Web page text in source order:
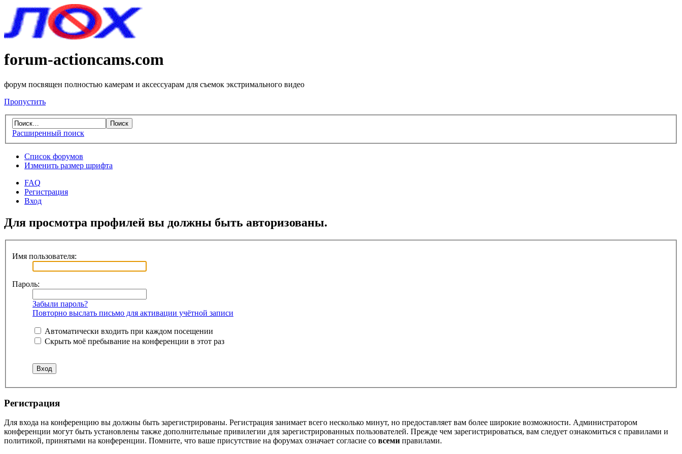
forum-actioncams.com
форум посвящен полностью камерам и аксессуарам для съемок экстримального видео
Пропустить
Расширенный поиск
Список форумов
Изменить размер шрифта
FAQ
Регистрация
Вход
Для просмотра профилей вы должны быть авторизованы.
Имя пользователя:
Пароль:
Забыли пароль?
Повторно выслать письмо для активации учётной записи
Автоматически входить при каждом посещении
Скрыть моё пребывание на конференции в этот раз
Регистрация
Для входа на конференцию вы должны быть зарегистрированы. Регистрация занимает всего несколько минут, но предоставляет вам более широкие возможности. Администратором
конференции могут быть установлены также дополнительные привилегии для зарегистрированных пользователей. Прежде чем зарегистрироваться, вам следует ознакомиться с правилами и
политикой, принятыми на конференции. Помните, что ваше присутствие на форумах означает согласие со всеми правилами.